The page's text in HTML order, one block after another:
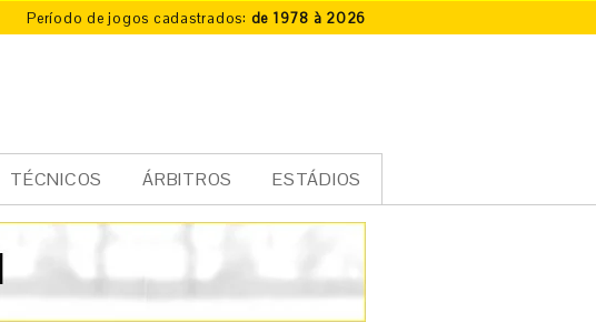
Período de jogos cadastrados: de 1978 à 2026
TÉCNICOS ÁRBITROS ESTÁDIOS